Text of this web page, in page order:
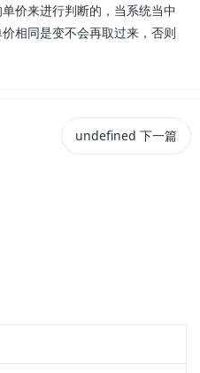
价来进行判断的，当系统当中
相同是变不会再取过来，否则
undefined 下一篇